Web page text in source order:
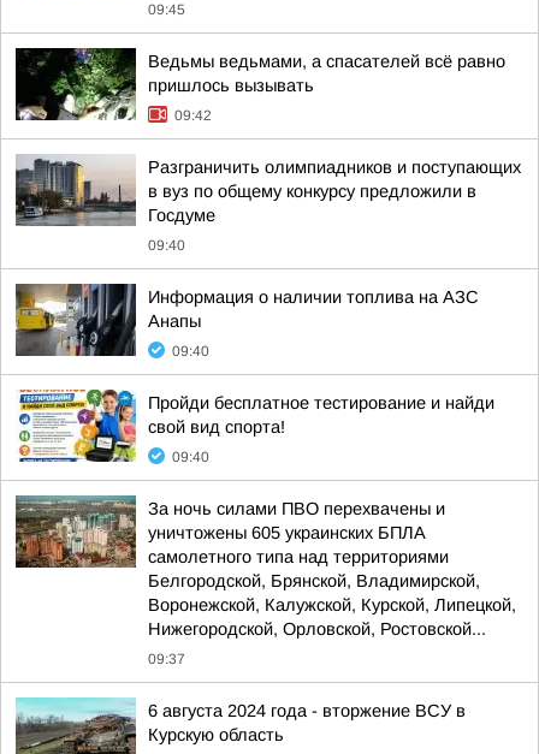
09:45
Ведьмы ведьмами, а спасателей всё равно
пришлось вызывать
09:42
Разграничить олимпиадников и поступающих
в вуз по общему конкурсу предложили в
Госдуме
09:40
Информация о наличии топлива на АЗС
Анапы
09:40
Пройди бесплатное тестирование и найди
свой вид спорта!
09:40
За ночь силами ПВО перехвачены и
уничтожены 605 украинских БПЛА
самолетного типа над территориями
Белгородской, Брянской, Владимирской,
Воронежской, Калужской, Курской, Липецкой,
Нижегородской, Орловской, Ростовской...
09:37
6 августа 2024 года - вторжение ВСУ в
Курскую область